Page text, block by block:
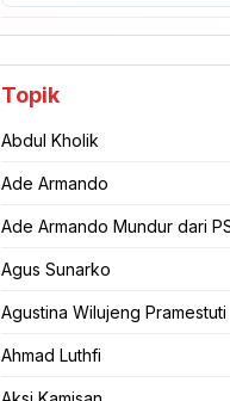
Topik
Abdul Kholik
Ade Armando
Ade Armando Mundur dari
Agus Sunarko
Agustina Wilujeng Pramestuti
Ahmad Luthfi